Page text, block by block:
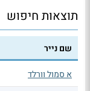
תוצאות חיפוש
שם נייר
א סמול וורלד